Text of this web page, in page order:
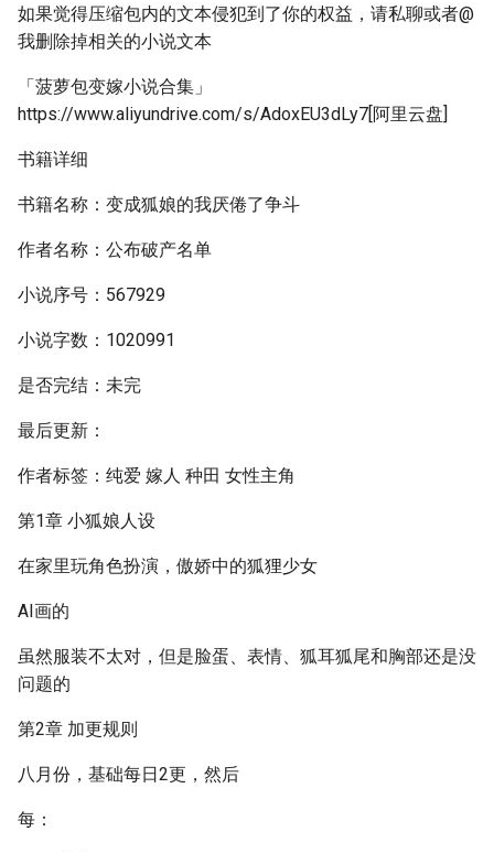
如果觉得压缩包内的文本侵犯到了你的权益，请私聊或者@
我删除掉相关的小说文本
「菠萝包变嫁小说合集」
https://www.aliyundrive.com/s/AdoxEU3dLy7[阿里云盘]
书籍详细
书籍名称：变成狐娘的我厌倦了争斗
作者名称：公布破产名单
小说序号：567929
小说字数：1020991
是否完结：未完
最后更新：
作者标签：纯爱 嫁人 种田 女性主角
第1章 小狐娘人设
在家里玩角色扮演，傲娇中的狐狸少女
AI画的
虽然服装不太对，但是脸蛋、表情、狐耳狐尾和胸部还是没
问题的
第2章 加更规则
八月份，基础每日2更，然后
每：